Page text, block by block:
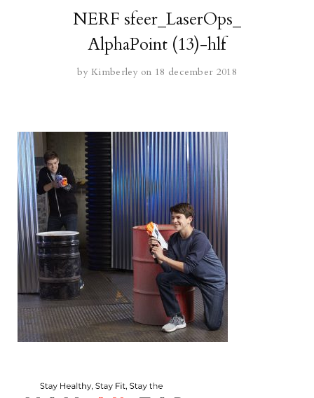
NERF sfeer_LaserOps_
AlphaPoint (13)-hlf
by Kimberley on 18 december 2018